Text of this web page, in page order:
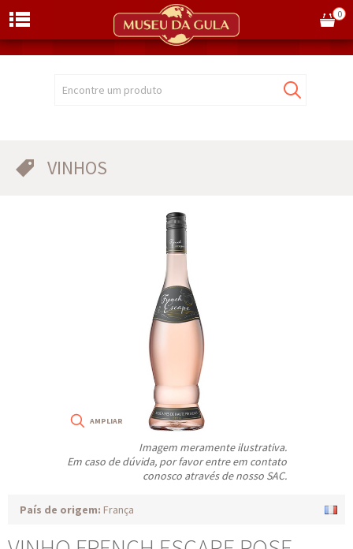
Encontre um produto
0
VINHOS
Imagem meramente ilustrativa.
Em caso de dúvida, por favor entre em contato
conosco através de nosso SAC.
País de origem: França